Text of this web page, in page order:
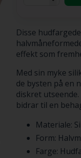
Disse
effekt som
Med sin myke
de bysten på en
diskret
bidrar til en
Materiale:
Form:
Farge: